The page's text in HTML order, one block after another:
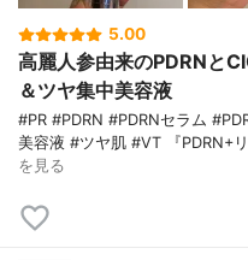
5.00
高麗人参由来のPDRNと
＆ツヤ集中美容液
#PR #PDRN #PDRNセラム
美容液 #ツヤ肌 #VT 『PDRN+
を見る